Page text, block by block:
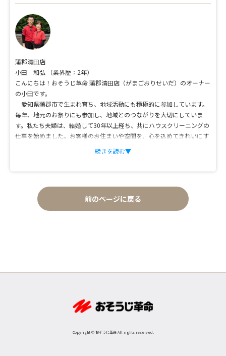
蒲郡清田店
小田 和弘 （業界歴：2年）
こんにちは！おそうじ革命 蒲郡清田店（がまごおりせいだ）のオーナー
の小田です。
愛知県蒲郡市で生まれ育ち、地域活動にも積極的に参加しています。
毎年、地元のお祭りにも参加し、地域とのつながりを大切にしていま
す。私たち夫婦は、結婚して30年以上経ち、共にハウスクリーニングの
仕事を始めました。お客様のお住まいや空間を、心を込めてきれいにす
ることを日々の喜びにしています。
私の性格は、まめで整理整頓が得意。きれいにすることや段取りよく物
続きを読む▼
前のページに戻る
Copyright © おそうじ革命 All rights reserved.